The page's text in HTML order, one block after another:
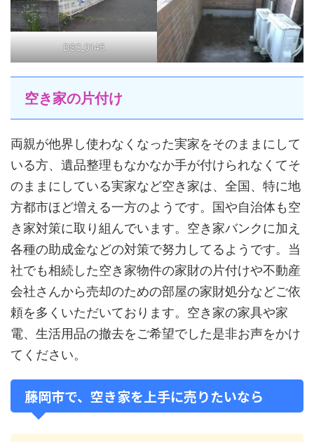
DSC_0145
空き家の片付け
両親が他界し使わなくなった実家をそのままにして
いる方、遺品整理もなかなか手が付けられなくてそ
のままにしている実家など空き家は、全国、特に地
方都市ほど増える一方のようです。国や自治体も空
き家対策に取り組んでいます。空き家バンクに加え
各種の助成金などの対策で努力してるようです。当
社でも相続した空き家物件の家財の片付けや不動産
会社さんから売却のための部屋の家財処分などご依
頼を多くいただいております。空き家の家具や家
電、生活用品の撤去をご希望でした是非お声をかけ
てください。
藤岡市で、空き家を上手に売りたいなら